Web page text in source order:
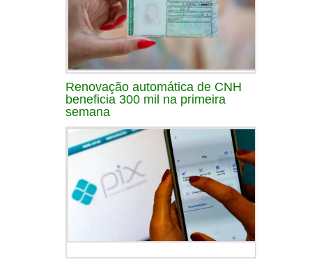
Renovação automática de CNH
beneficia 300 mil na primeira
semana